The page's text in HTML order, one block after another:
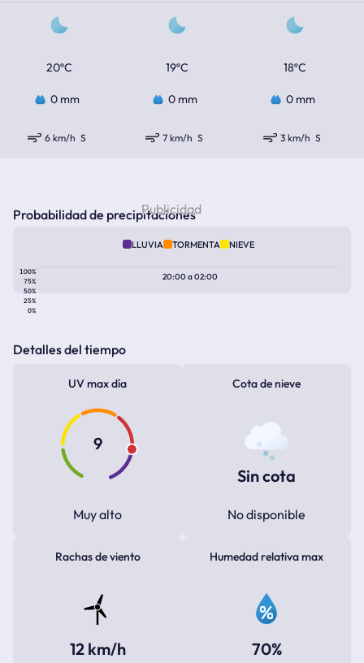
20ºC 19ºC 18ºC
0 mm 0 mm 0 mm
6 km/h S 7 km/h S 3 km/h S
Probabilidad de precipitaciones
LLUVIA TORMENTA NIEVE
100%
75%
50%
25%
0%
20:00a02:00
Detalles del tiempo
UV max día
9
Muy alto
Cota de nieve
Sin cota
No disponible
Rachas de viento
12 km/h
Humedad relativa max
70%